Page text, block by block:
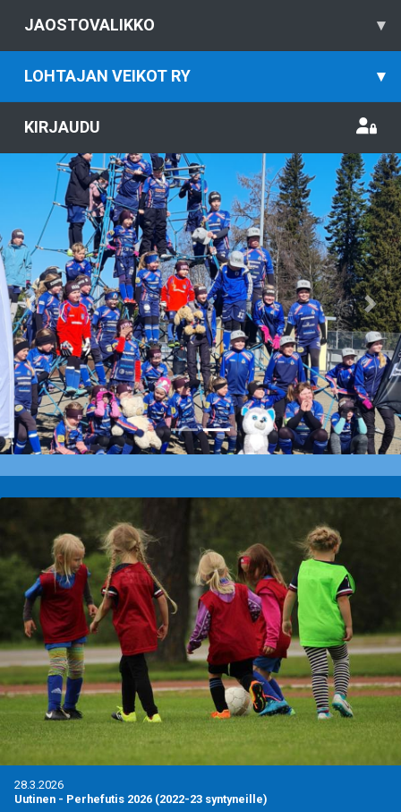
JAOSTOVALIKKO ▾
LOHTAJAN VEIKOT RY ▾
KIRJAUDU
Previous
28.3.2026
Uutinen - Perhefutis 2026 (2022-23 syntyneille)